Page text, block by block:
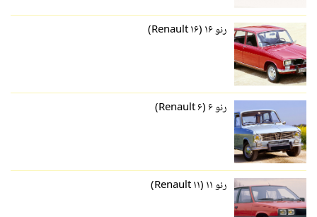
رنو ۱۶ (Renault ۱۶)
رنو ۶ (Renault ۶)
رنو ۱۱ (Renault ۱۱)